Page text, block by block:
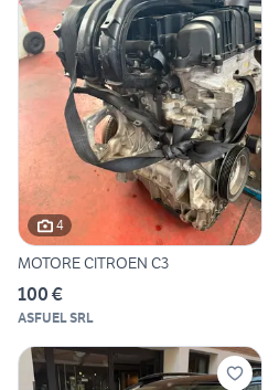
4
MOTORE CITROEN C3
100 €
ASFUEL SRL